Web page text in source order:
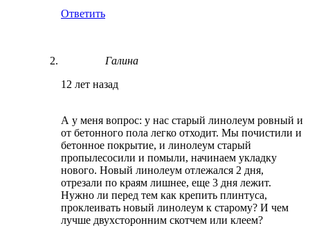
Ответить
Галина
12 лет назад
А у меня вопрос: у нас старый линолеум ровный и
от бетонного пола легко отходит. Мы почистили и
бетонное покрытие, и линолеум старый
пропылесосили и помыли, начинаем укладку
нового. Новый линолеум отлежался 2 дня,
отрезали по краям лишнее, еще 3 дня лежит.
Нужно ли перед тем как крепить плинтуса,
проклеивать новый линолеум к старому? И чем
лучше двухсторонним скотчем или клеем?